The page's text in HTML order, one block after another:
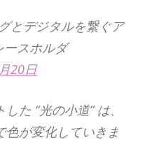
とデジタルを繋ぐア
ースホルダ
20日
た “光の小道” は、
色が変化していきま